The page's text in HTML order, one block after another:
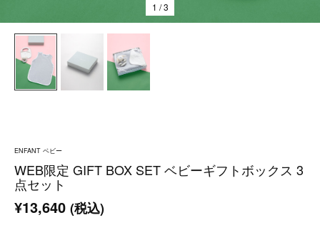
1 / 3
ENFANT ベビー
WEB限定 GIFT BOX SET ベビーギフトボックス 3
点セット
¥13,640 (税込)